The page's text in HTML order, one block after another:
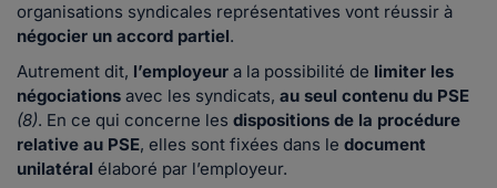
organisations syndicales représentatives vont réussir à
négocier un accord partiel.
Autrement dit, l’employeur a la possibilité de limiter les
négociations avec les syndicats, au seul contenu du PSE
(8). En ce qui concerne les dispositions de la procédure
relative au PSE, elles sont fixées dans le document
unilatéral élaboré par l’employeur.